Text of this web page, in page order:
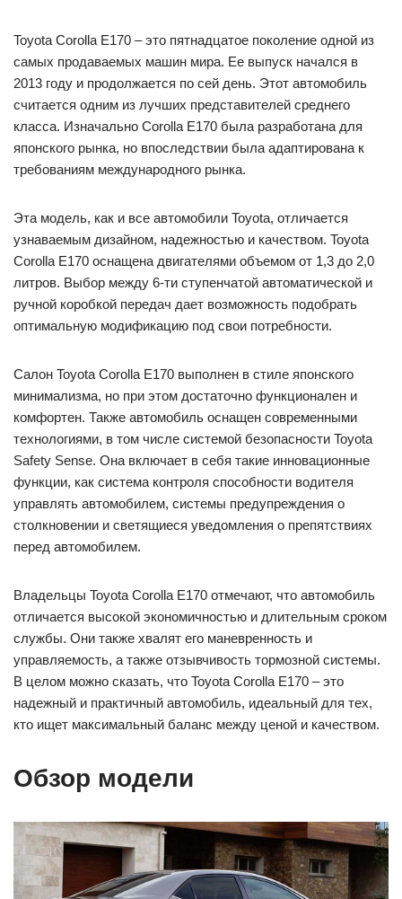
Toyota Corolla E170 – это пятнадцатое поколение одной из
самых продаваемых машин мира. Ее выпуск начался в
2013 году и продолжается по сей день. Этот автомобиль
считается одним из лучших представителей среднего
класса. Изначально Corolla E170 была разработана для
японского рынка, но впоследствии была адаптирована к
требованиям международного рынка.
Эта модель, как и все автомобили Toyota, отличается
узнаваемым дизайном, надежностью и качеством. Toyota
Corolla E170 оснащена двигателями объемом от 1,3 до 2,0
литров. Выбор между 6-ти ступенчатой автоматической и
ручной коробкой передач дает возможность подобрать
оптимальную модификацию под свои потребности.
Салон Toyota Corolla E170 выполнен в стиле японского
минимализма, но при этом достаточно функционален и
комфортен. Также автомобиль оснащен современными
технологиями, в том числе системой безопасности Toyota
Safety Sense. Она включает в себя такие инновационные
функции, как система контроля способности водителя
управлять автомобилем, системы предупреждения о
столкновении и светящиеся уведомления о препятствиях
перед автомобилем.
Владельцы Toyota Corolla E170 отмечают, что автомобиль
отличается высокой экономичностью и длительным сроком
службы. Они также хвалят его маневренность и
управляемость, а также отзывчивость тормозной системы.
В целом можно сказать, что Toyota Corolla E170 – это
надежный и практичный автомобиль, идеальный для тех,
кто ищет максимальный баланс между ценой и качеством.
Обзор модели